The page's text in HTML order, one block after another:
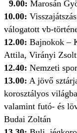
9.00: Marosán
10.00:
válogatott vb-
12.00: Bajnokok –
Attila, Virányi Zsolt
12.40: Nemzeti
13.00: A jövő
korosztályos
valamint futó- és
Budai Zoltán